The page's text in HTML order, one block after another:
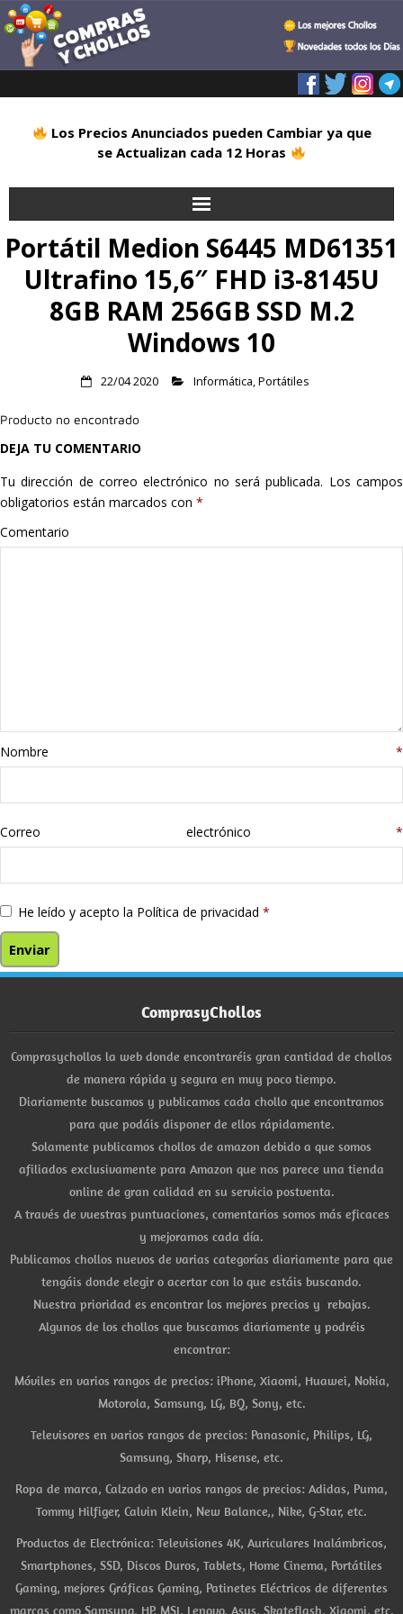
Los Precios Anunciados pueden Cambiar ya que
se Actualizan cada 12 Horas
Inicio
Alimentación
Hogar
Listas
libros
Portátil Medion S6445 MD61351
Ultrafino 15,6″ FHD i3-8145U
8GB RAM 256GB SSD M.2
Windows 10
22/04 2020 Informática,Portátiles
Producto no encontrado
DEJA TU COMENTARIO
Tu dirección de correo electrónico no será publicada. Los campos
obligatorios están marcados con *
Comentario
Nombre *
Correo electrónico *
He leído y acepto la Política de privacidad *
ComprasyChollos
Comprasychollos la web donde encontraréis gran cantidad de chollos
de manera rápida y segura en muy poco tiempo.
Diariamente buscamos y publicamos cada chollo que encontramos
para que podáis disponer de ellos rápidamente.
Solamente publicamos chollos de amazon debido a que somos
afiliados exclusivamente para Amazon que nos parece una tienda
online de gran calidad en su servicio postventa.
A través de vuestras puntuaciones, comentarios somos más eficaces
y mejoramos cada día.
Publicamos chollos nuevos de varias categorías diariamente para que
tengáis donde elegir o acertar con lo que estáis buscando.
Nuestra prioridad es encontrar los mejores precios y rebajas.
Algunos de los chollos que buscamos diariamente y podréis
encontrar:
Móviles en varios rangos de precios: iPhone, Xiaomi, Huawei, Nokia,
Motorola, Samsung, LG, BQ, Sony, etc.
Televisores en varios rangos de precios: Panasonic, Philips, LG,
Samsung, Sharp, Hisense, etc.
Ropa de marca, Calzado en varios rangos de precios: Adidas, Puma,
Tommy Hilfiger, Calvin Klein, New Balance,, Nike, G-Star, etc.
Productos de Electrónica: Televisiones 4K, Auriculares Inalámbricos,
Smartphones, SSD, Discos Duros, Tablets, Home Cinema, Portátiles
Gaming, mejores Gráficas Gaming, Patinetes Eléctricos de diferentes
marcas como Samsung, HP, MSI, Lenovo, Asus, Skateflash, Xiaomi, etc.